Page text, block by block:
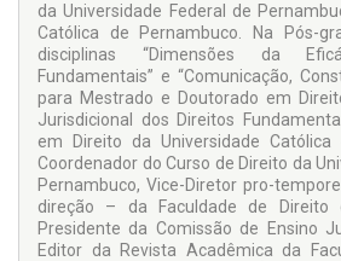
JURISDIÇÃO CONSTITUCIONAL,
GARANTIA DA DEMOCRACIA
• As possibilidades e justificativas da
• As chamadas “formas
jurisdição constitucional
• O juiz constitucional e a
democracia: por uma interpretação
constitucional fundada no princípio
da Universidade Federal de
Católica de Pernambuco. Na Pós-
disciplinas “Dimensões da
Fundamentais” e “Comunicação,
para Mestrado e Doutorado em
Jurisdicional dos Direitos
em Direito da Universidade Católica
Coordenador do Curso de Direito da
Pernambuco, Vice-Diretor pro-
direção – da Faculdade de Direito
Presidente da Comissão de Ensino
Editor da Revista Acadêmica da